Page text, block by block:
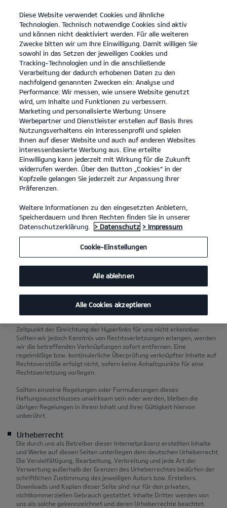
open
menu
KONTAKT
RECHTLICHE HINWEISE
RECHTLICHE HINWEISE
Haftung für Inhalte und Links
Die Inhalte unserer Internetpräsenz wurden von uns mit
größtmöglicher Sorgfalt erstellt. Wir bitten dennoch um Ihr
Verständnis, dass wir für deren Richtigkeit, Vollständigkeit und
Aktualität keine Gewähr übernehmen können.
Für eigene Inhalte dieser Internetpräsenz sind wir als Diensteanbieter
nach den allgemeinen Gesetzen verantwortlich (§ 7 Abs.1 TMG). Wir
sind jedoch nicht verpflichtet, übermittelte oder gespeicherte fremde
Informationen zu überwachen oder nach Umständen zu forschen, die
Entfernung oder Sperrung der Nutzung von Informationen nach den
allgemeinen Gesetzen bleiben hiervon unberührt (§§ 8-10 TMG). Eine
diesbezügliche Haftung ist jedoch erst ab dem Zeitpunkt der Kenntnis
entsprechenden Rechtsverletzungen werden wir diese Inhalte
Unsere Internetpräsenz enthält Verknüpfungen ("Hyperlinks") zu
fremden Internetangeboten, deren Inhalte sich unserem Einfluss
entziehen. Aus diesem Grunde können wir für fremde Inhalte keine
Haftung übernehmen. Für diese ist immer der jeweilige Betreiber oder
Diensteanbieter verantwortlich. Die verknüpften Inhalte wurden von
Zeitpunkt der Einrichtung der Hyperlinks für uns nicht erkennbar.
Sollten wir jedoch Kenntnis von Rechtsverletzungen erlangen, werden
wir die betreffenden Verknüpfungen sofort entfernen. Eine
regelmäßige bzw. kontinuierliche Überprüfung verknüpfter Inhalte auf
Rechtsverstöße erfolgt nicht, sofern keine Anhaltspunkte für eine
Rechtsverletzung vorliegen.
Sollten einzelne Regelungen oder Formulierungen dieses
Haftungsausschlusses unwirksam sein oder werden, bleiben die
übrigen Regelungen in ihrem Inhalt und ihrer Gültigkeit hiervon
unberührt.
Urheberrecht
Die durch uns als Betreiber dieser Internetpräsenz erstellten Inhalte
und Werke auf diesen Seiten unterliegen dem deutschen Urheberrecht.
Die Vervielfältigung, Bearbeitung, Verbreitung und jede Art der
Verwertung außerhalb der Grenzen des Urheberrechtes bedürfen der
schriftlichen Zustimmung des jeweiligen Autors bzw. Erstellers.
Downloads und Kopien dieser Seite sind nur für den privaten,
nichtkommerziellen Gebrauch gestattet. Inhalte Dritter werden von
uns als solche gekennzeichnet und deren Urheberrechte beachtet.
Diese Website verwendet Cookies und ähnliche
Technologien. Technisch notwendige Cookies sind aktiv
und können nicht deaktiviert werden. Für alle weiteren
Zwecke bitten wir um Ihre Einwilligung. Damit willigen Sie
sowohl in das Setzen der jeweiligen Cookies und
Tracking-Technologien und in die anschließende
Verarbeitung der dadurch erhobenen Daten zu den
nachfolgend genannten Zwecken ein: Analyse und
Performance: Wir messen, wie unsere Website genutzt
wird, um Inhalte und Funktionen zu verbessern.
Marketing und personalisierte Werbung: Unsere
Werbepartner und Dienstleister erstellen auf Basis Ihres
Nutzungsverhaltens ein Interessenprofil und spielen
Ihnen auf dieser Website und auch auf anderen Websites
interessenbasierte Werbung aus. Eine erteilte
Einwilligung kann jederzeit mit Wirkung für die Zukunft
widerrufen werden. Über den Button „Cookies“ in der
Kopfzeile gelangen Sie jederzeit zur Anpassung Ihrer
Präferenzen.
Weitere Informationen zu den eingesetzten Anbietern,
Speicherdauern und Ihren Rechten finden Sie in unserer
Datenschutzerklärung.
> Datenschutz > Impressum
Cookie-Einstellungen
Alle ablehnen
Alle Cookies akzeptieren